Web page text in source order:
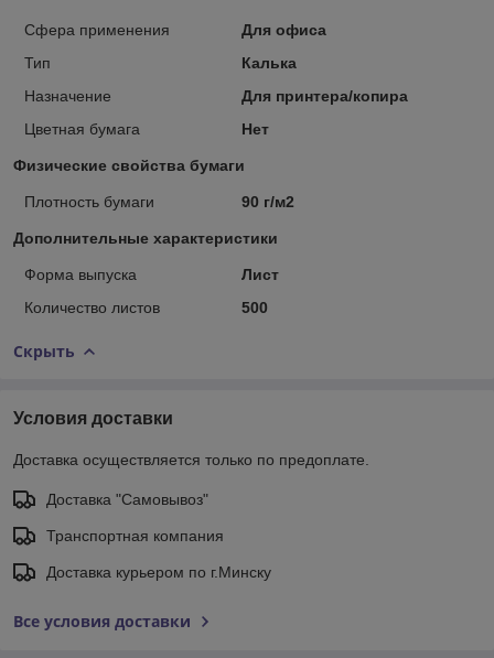
Сфера применения
Для офиса
Тип
Калька
Назначение
Для принтера/копира
Цветная бумага
Нет
Физические свойства бумаги
Плотность бумаги 90 г/м2
Дополнительные характеристики
Форма выпуска
Лист
Количество листов
500
Скрыть
Условия доставки
Доставка осуществляется только по предоплате.
Доставка "Самовывоз"
Транспортная компания
Доставка курьером по г.Минску
Все условия доставки